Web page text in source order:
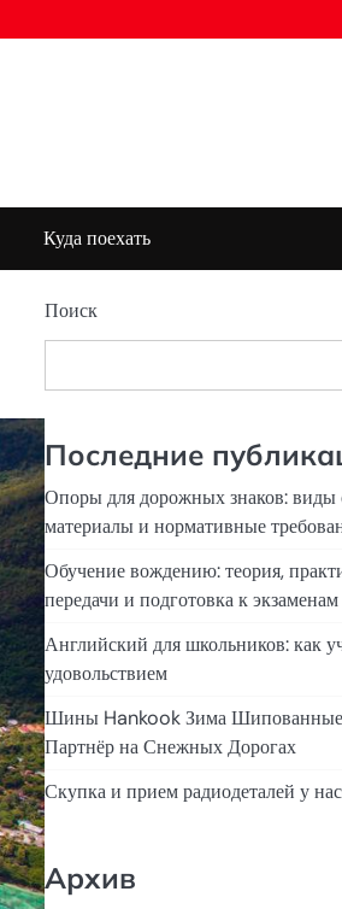
Куда поехать
Поиск
Последние
Опоры для дорожных знаков: виды
материалы и нормативные
Обучение вождению: теория,
передачи и подготовка к экзаменам
Английский для школьников: как
удовольствием
Шины Hankook Зима
Партнёр на Снежных Дорогах
Скупка и прием радиодеталей у
Архив